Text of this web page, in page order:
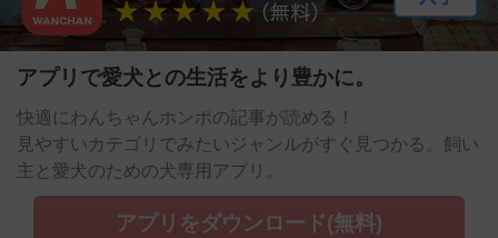
アプリで愛犬との生活をより豊かに。
快適にわんちゃんホンポの記事が読める！
見やすいカテゴリでみたいジャンルがすぐ見つかる。飼い
主と愛犬のための犬専用アプリ。
アプリをダウンロード(無料)